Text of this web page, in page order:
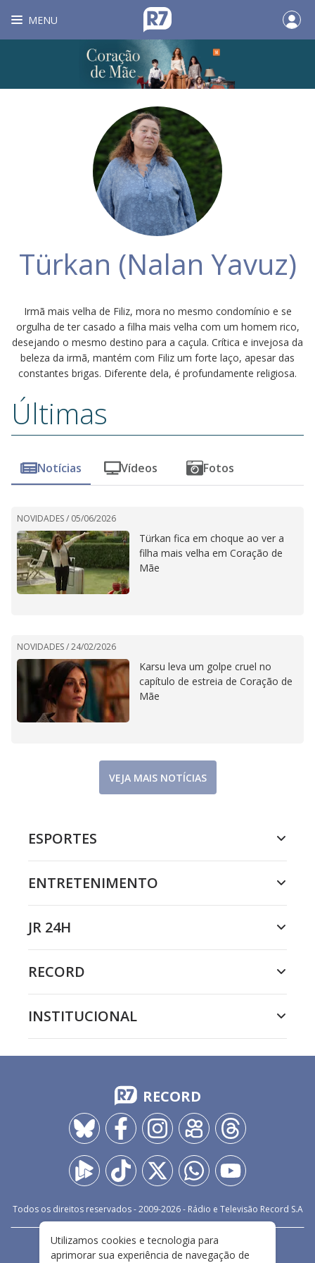
MENU
Türkan (Nalan Yavuz)
Irmã mais velha de Filiz, mora no mesmo condomínio e se
orgulha de ter casado a filha mais velha com um homem rico,
desejando o mesmo destino para a caçula. Crítica e invejosa da
beleza da irmã, mantém com Filiz um forte laço, apesar das
constantes brigas. Diferente dela, é profundamente religiosa.
Últimas
Notícias Vídeos Fotos
NOVIDADES / 05/06/2026
Türkan fica em choque ao ver a
filha mais velha em Coração de
Mãe
NOVIDADES /24/02/2026
Karsu leva um golpe cruel no
capítulo de estreia de Coração de
Mãe
VEJA MAIS NOTÍCIAS
ESPORTES
ENTRETENIMENTO
JR 24H
RECORD
INSTITUCIONAL
RECORD
Todos os direitos reservados - 2009-2026- Rádio e Televisão Record S.A
FALE CONOSCO
PRIVACIDADE
Utilizamos cookies e tecnologia para
aprimorar sua experiência de navegação de